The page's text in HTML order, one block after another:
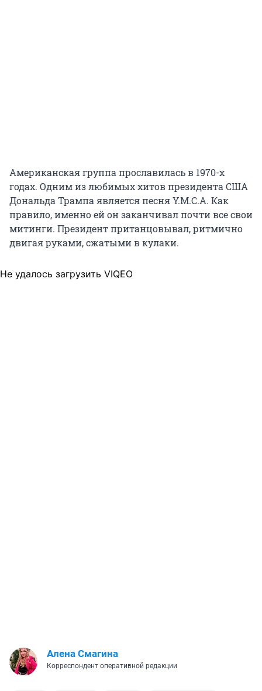
Американская группа прославилась в 1970-х
годах. Одним из любимых хитов президента США
Дональда Трампа является песня Y.M.C.A. Как
правило, именно ей он заканчивал почти все свои
митинги. Президент пританцовывал, ритмично
двигая руками, сжатыми в кулаки.
Не удалось загрузить VIQEO
Алена Смагина
Корреспондент оперативной редакции